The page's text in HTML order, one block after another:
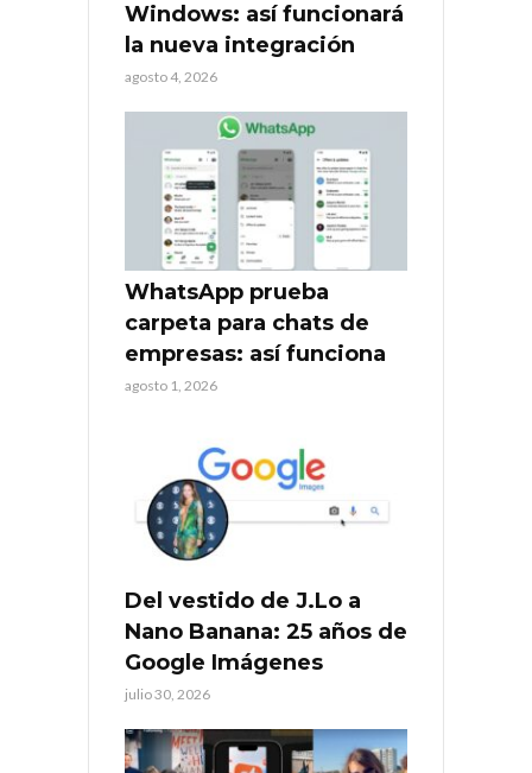
Windows: así funcionará
la nueva integración
agosto 4, 2026
WhatsApp prueba
carpeta para chats de
empresas: así funciona
agosto 1, 2026
Del vestido de J.Lo a
Nano Banana: 25 años de
Google Imágenes
julio 30, 2026